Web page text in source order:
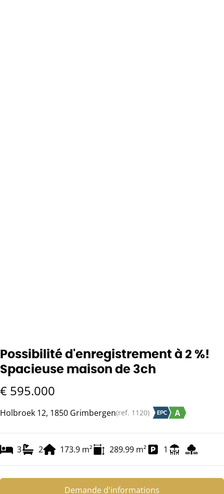
Possibilité d'enregistrement à 2 %!
Spacieuse maison de 3ch
€ 595.000
Holbroek 12, 1850 Grimbergen(ref. 1120)
3 2 173.9 m² 289.99 m² 1
Demande d'informations